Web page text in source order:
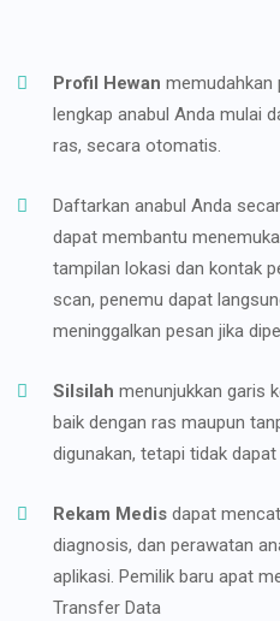
Profil Hewan memudahkan
lengkap anabul Anda mulai
ras, secara otomatis.
Daftarkan anabul Anda
dapat membantu
tampilan lokasi dan kontak
scan, penemu dapat
meninggalkan pesan jika
Silsilah menunjukkan garis
baik dengan ras maupun
digunakan, tetapi tidak
Rekam Medis dapat
diagnosis, dan perawatan
aplikasi. Pemilik baru apat
Transfer Data